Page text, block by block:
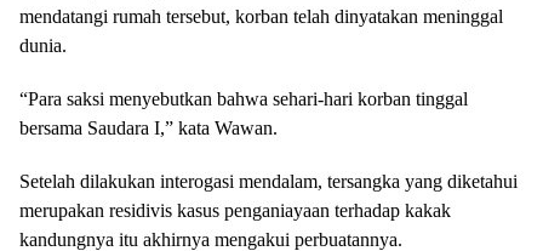
mendatangi rumah tersebut, korban telah dinyatakan meninggal
dunia.
“Para saksi menyebutkan bahwa sehari-hari korban tinggal
bersama Saudara I,” kata Wawan.
Setelah dilakukan interogasi mendalam, tersangka yang diketahui
merupakan residivis kasus penganiayaan terhadap kakak
kandungnya itu akhirnya mengakui perbuatannya.